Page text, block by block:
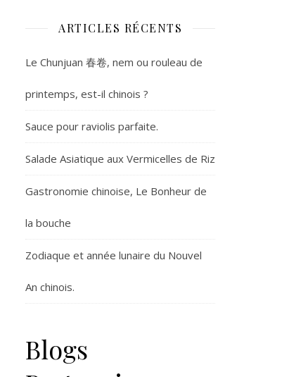
ARTICLES RÉCENTS
Le Chunjuan 春卷, nem ou rouleau de
printemps, est-il chinois ?
Sauce pour raviolis parfaite.
Salade Asiatique aux Vermicelles de Riz
Gastronomie chinoise, Le Bonheur de
la bouche
Zodiaque et année lunaire du Nouvel
An chinois.
Blogs